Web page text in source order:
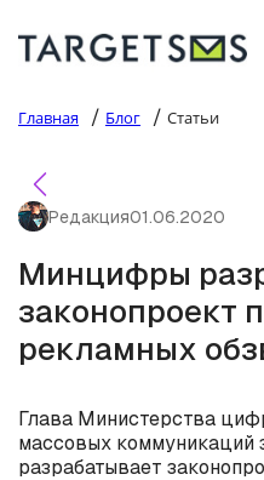
Главная / Блог / Статьи
Редакция01.06.2020
Минцифры
законопроект
рекламных
Глава Министерства
массовых коммуникаций
разрабатывает